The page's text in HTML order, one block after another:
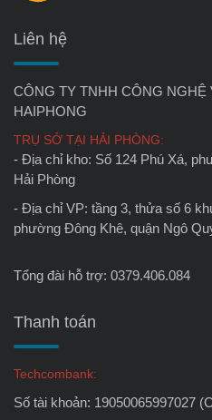
Liên hệ
CÔNG TY TNHH CÔNG NGHỆ
HAIPHONG
TRỤ SỞ TẠI HẢI PHÒNG:
- Địa chỉ kho: Số 124 Phú Xá,
Hải Phòng
- Địa chỉ VP: tầng 3, thửa số 6
phường Đông Khê, quận Ngô
Tổng đài hỗ trợ: 0379.406.084
Thanh toán
Techcombank:
Số tài khoản: 19050065997027